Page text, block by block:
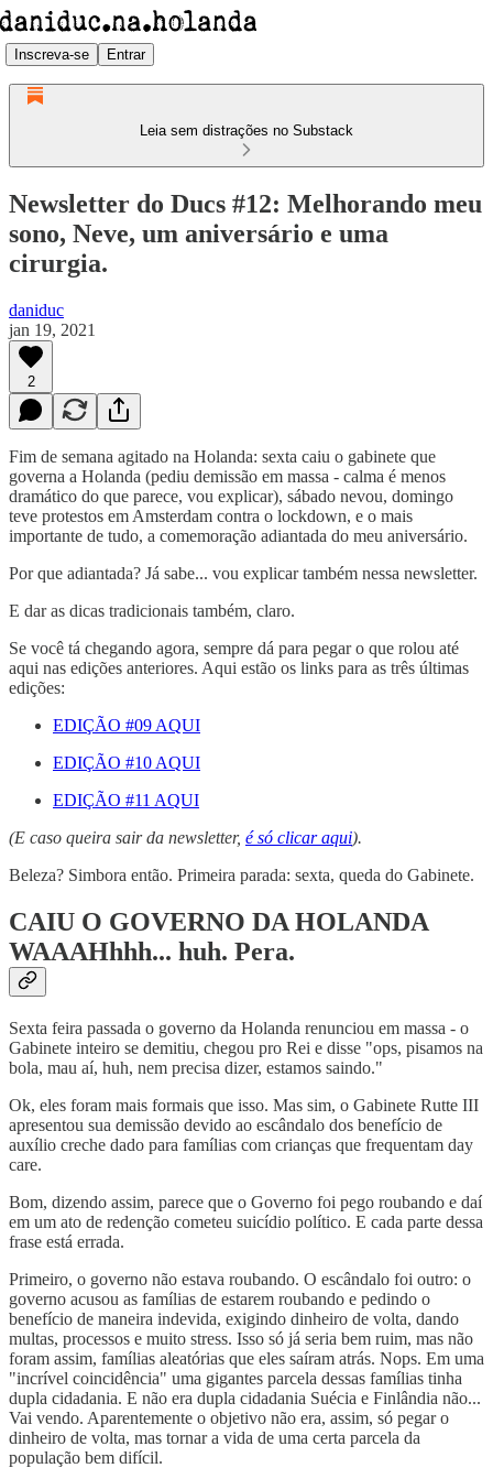
Inscreva-se Entrar
Leia sem distrações no Substack
Newsletter do Ducs #12: Melhorando meu
sono, Neve, um aniversário e uma
cirurgia.
daniduc
jan 19, 2021
2
Fim de semana agitado na Holanda: sexta caiu o gabinete que
governa a Holanda (pediu demissão em massa - calma é menos
dramático do que parece, vou explicar), sábado nevou, domingo
teve protestos em Amsterdam contra o lockdown, e o mais
importante de tudo, a comemoração adiantada do meu aniversário.
Por que adiantada? Já sabe... vou explicar também nessa newsletter.
E dar as dicas tradicionais também, claro.
Se você tá chegando agora, sempre dá para pegar o que rolou até
aqui nas edições anteriores. Aqui estão os links para as três últimas
edições:
EDIÇÃO #09 AQUI
EDIÇÃO #10 AQUI
EDIÇÃO #11 AQUI
(E caso queira sair da newsletter, é só clicar aqui).
Beleza? Simbora então. Primeira parada: sexta, queda do Gabinete.
CAIU O GOVERNO DA HOLANDA
WAAAHhhh... huh. Pera.
Sexta feira passada o governo da Holanda renunciou em massa - o
Gabinete inteiro se demitiu, chegou pro Rei e disse "ops, pisamos na
bola, mau aí, huh, nem precisa dizer, estamos saindo."
Ok, eles foram mais formais que isso. Mas sim, o Gabinete Rutte III
apresentou sua demissão devido ao escândalo dos benefício de
auxílio creche dado para famílias com crianças que frequentam day
care.
Bom, dizendo assim, parece que o Governo foi pego roubando e daí
em um ato de redenção cometeu suicídio político. E cada parte dessa
frase está errada.
Primeiro, o governo não estava roubando. O escândalo foi outro: o
governo acusou as famílias de estarem roubando e pedindo o
benefício de maneira indevida, exigindo dinheiro de volta, dando
multas, processos e muito stress. Isso só já seria bem ruim, mas não
foram assim, famílias aleatórias que eles saíram atrás. Nops. Em uma
"incrível coincidência" uma gigantes parcela dessas famílias tinha
dupla cidadania. E não era dupla cidadania Suécia e Finlândia não...
Vai vendo. Aparentemente o objetivo não era, assim, só pegar o
dinheiro de volta, mas tornar a vida de uma certa parcela da
população bem difícil.